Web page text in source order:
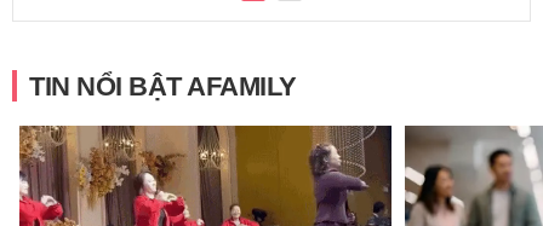
TIN NỔI BẬT AFAMILY